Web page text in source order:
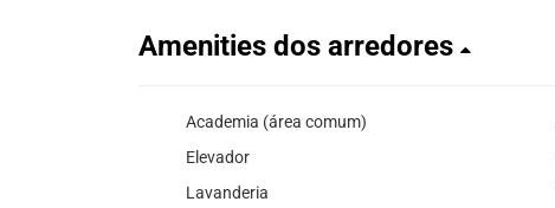
Amenities dos arredores
Academia (área comum)
Elevador
Lavanderia